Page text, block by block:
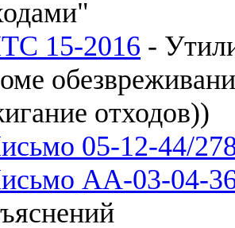
15-2016 -
отходов))
05-12-44/
АА-03-04-